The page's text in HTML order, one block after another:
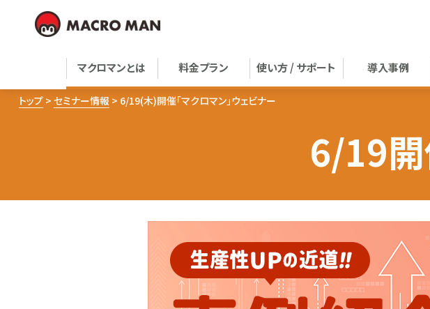
マクロマンとは 料金プラン 使い方 / サポート 導入事例
トップ セミナー情報 6/19(木)開催「マクロマン」ウェビナー
6/19開